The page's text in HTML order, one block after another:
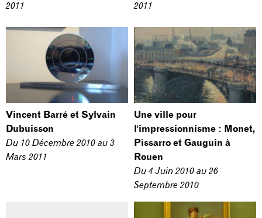
2011
2011
Vincent Barré et Sylvain
Dubuisson
Du 10 Décembre 2010au 3
Mars 2011
Une ville pour
l'impressionnisme : Monet,
Pissarro et Gauguin à
Rouen
Du 4 Juin 2010au26
Septembre 2010